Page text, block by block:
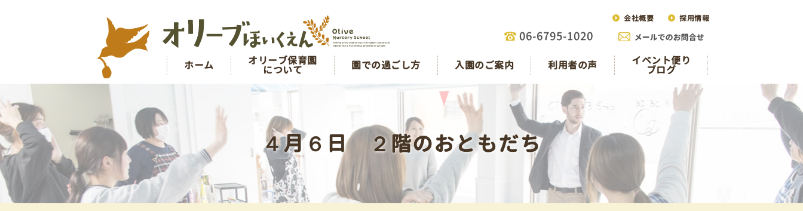
会社概要 採用情報
ホーム オリーブ保育園
について 園での過ごし方 入園のご案内 利用者の声 イベント便り
ブログ
４月６日 ２階のおともだち